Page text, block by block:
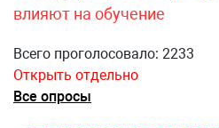
влияют на обучение
Всего проголосовало: 2233
Открыть отдельно
Все опросы